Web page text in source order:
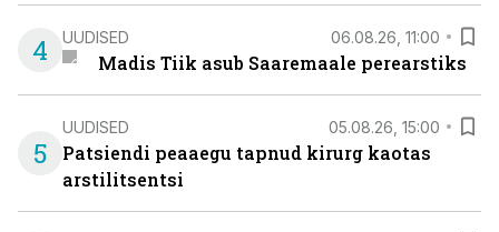
4 UUDISED 06.08.26, 11:00
Madis Tiik asub Saaremaale perearstiks
5
UUDISED 05.08.26, 15:00
Patsiendi peaaegu tapnud kirurg kaotas
arstilitsentsi